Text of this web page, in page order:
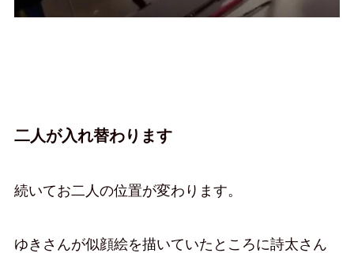
二人が入れ替わります
続いてお二人の位置が変わります。
ゆきさんが似顔絵を描いていたところに詩太さん